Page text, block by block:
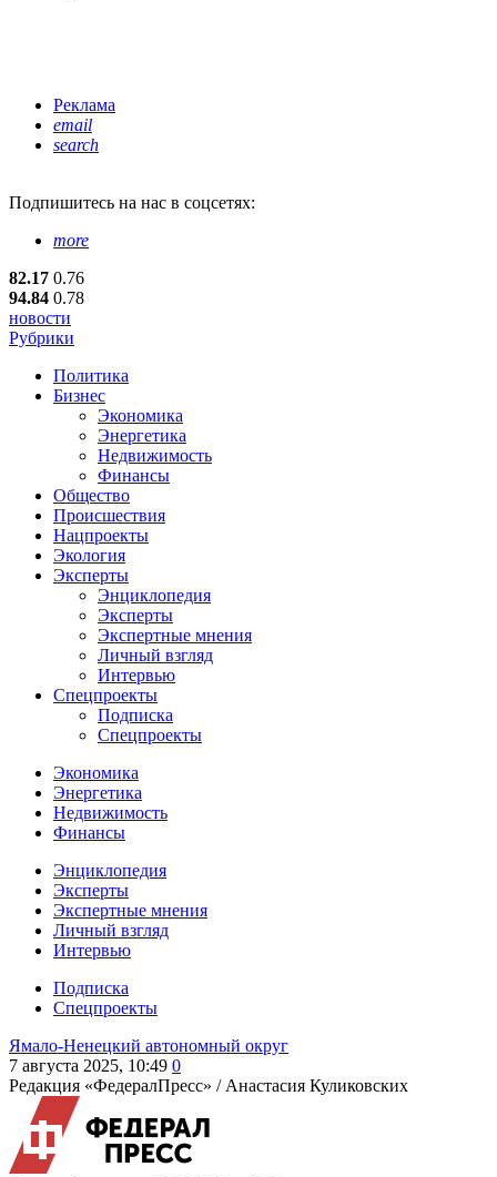
Реклама
email
search
Подпишитесь на нас в соцсетях:
more
82.17 0.76
94.84 0.78
новости
Рубрики
Политика
Бизнес
Экономика
Энергетика
Недвижимость
Финансы
Общество
Происшествия
Нацпроекты
Экология
Эксперты
Энциклопедия
Эксперты
Экспертные мнения
Личный взгляд
Интервью
Спецпроекты
Подписка
Спецпроекты
Экономика
Энергетика
Недвижимость
Финансы
Энциклопедия
Эксперты
Экспертные мнения
Личный взгляд
Интервью
Подписка
Спецпроекты
Ямало-Ненецкий автономный округ
7 августа 2025, 10:49 0
Редакция «ФедералПресс» / Анастасия Куликовских